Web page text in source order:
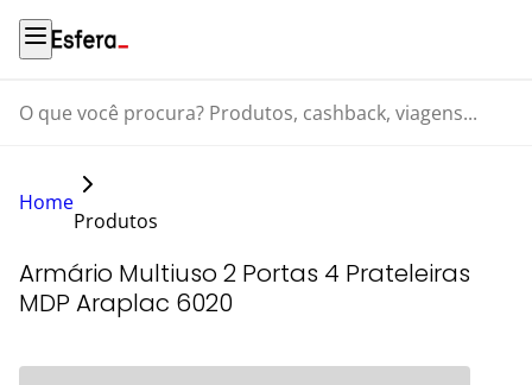
O que você procura? Produtos, cashback, viagens...
Home
Produtos
Armário Multiuso 2 Portas 4 Prateleiras
MDP Araplac 6020